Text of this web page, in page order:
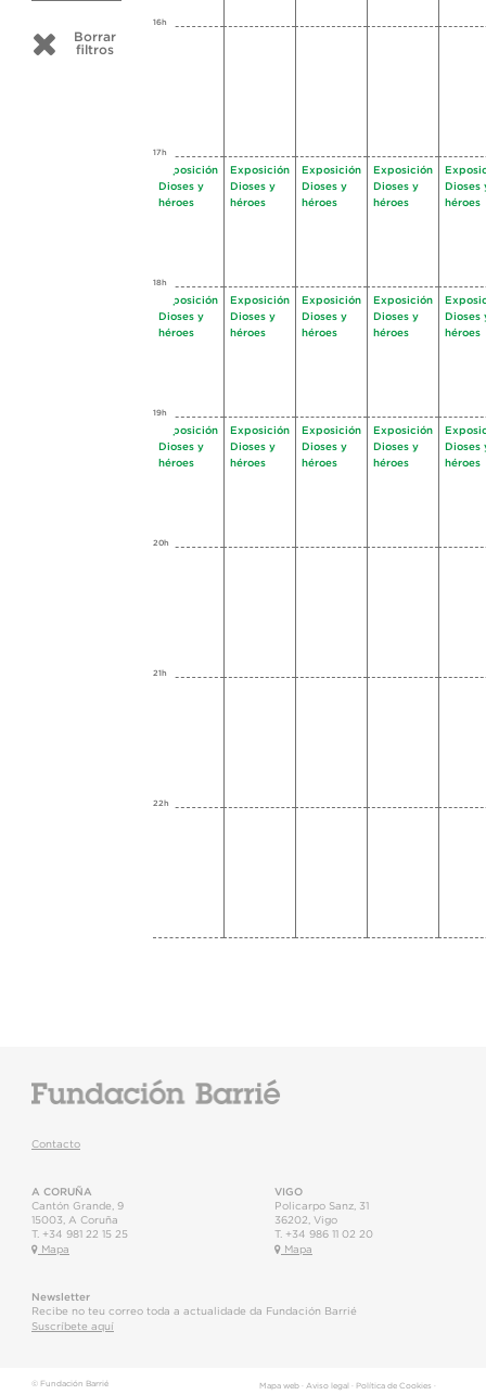
Borrar
filtros
16h
17h
Exposición
Dioses y
héroes
Exposición
Dioses y
héroes
Exposición
Dioses y
héroes
Exposición
Dioses y
héroes
Dioses
héroes
18h
Exposición
Dioses y
héroes
Exposición
Dioses y
héroes
Exposición
Dioses y
héroes
Exposición
Dioses y
héroes
Dioses
héroes
19h
Exposición
Dioses y
héroes
Exposición
Dioses y
héroes
Exposición
Dioses y
héroes
Exposición
Dioses y
héroes
Dioses
héroes
20h
21h
22h
Contacto
A CORUÑA
Cantón Grande, 9
15003
A Coruña
T. +34 981 22 15 25
Mapa
VIGO
Policarpo Sanz, 31
36202 Vigo
T. +34 986 11 02 20
Mapa
Newsletter
Recibe no teu correo toda a actualidade da Fundación Barrié
Suscríbete aquí
© Fundación Barrié Mapa web· Aviso legal · Política de Cookies ·